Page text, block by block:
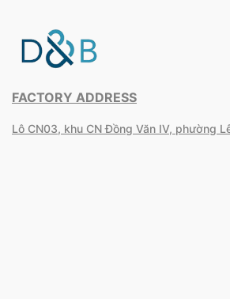
FACTORY ADDRESS
Lô CN03, khu CN Đồng Văn IV, phường